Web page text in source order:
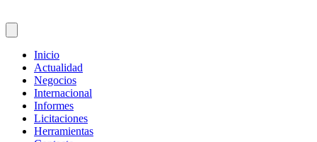
Inicio
Actualidad
Negocios
Internacional
Informes
Licitaciones
Herramientas